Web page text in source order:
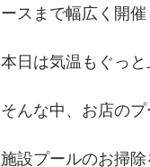
ースまで幅広く開
本日は気温もぐっ
そんな中、お店の
施設プールのお掃